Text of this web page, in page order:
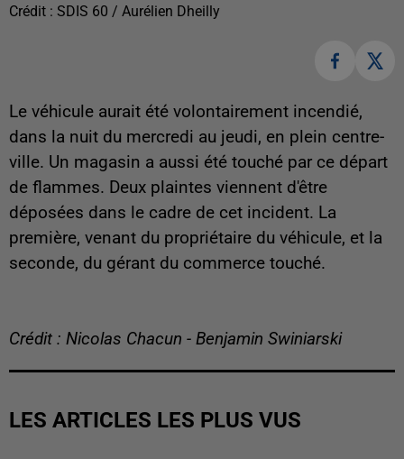
Crédit : SDIS 60 / Aurélien Dheilly
Le véhicule aurait été volontairement incendié,
dans la nuit du mercredi au jeudi, en plein centre-
ville. Un magasin a aussi été touché par ce départ
de flammes. Deux plaintes viennent d'être
déposées dans le cadre de cet incident. La
première, venant du propriétaire du véhicule, et la
seconde, du gérant du commerce touché.
Crédit : Nicolas Chacun - Benjamin Swiniarski
LES ARTICLES LES PLUS VUS